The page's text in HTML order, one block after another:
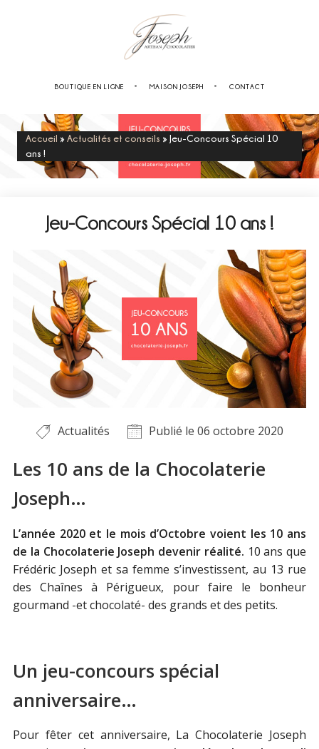
BOUTIQUE EN LIGNE MAISON JOSEPH CONTACT
Accueil » Actualités et conseils » Jeu-Concours Spécial 10
ans !
Jeu-Concours Spécial 10 ans !
Actualités Publié le 06 octobre 2020
Les 10 ans de la Chocolaterie
Joseph…
L’année 2020 et le mois d’Octobre voient les 10 ans
de la Chocolaterie Joseph devenir réalité. 10 ans que
Frédéric Joseph et sa femme s’investissent, au 13 rue
des Chaînes à Périgueux, pour faire le bonheur
gourmand -et chocolaté- des grands et des petits.
Un jeu-concours spécial
anniversaire…
Pour fêter cet anniversaire, La Chocolaterie Joseph